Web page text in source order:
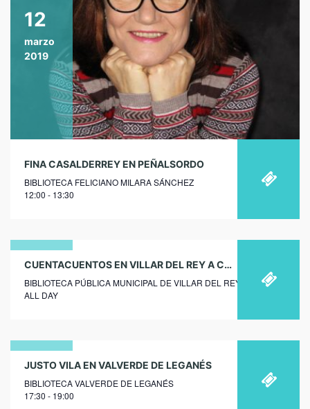
12
marzo
2019
FINA CASALDERREY EN PEÑALSORDO
BIBLIOTECA FELICIANO MILARA SÁNCHEZ
12:00 - 13:30
23
octubre
2025
CUENTACUENTOS EN VILLAR DEL REY A CARGO DE FERNANDO SALDAÑA
BIBLIOTECA PÚBLICA MUNICIPAL DE VILLAR DEL REY
ALL DAY
20
febrero
2020
JUSTO VILA EN VALVERDE DE LEGANÉS
BIBLIOTECA VALVERDE DE LEGANÉS
17:30 - 19:00